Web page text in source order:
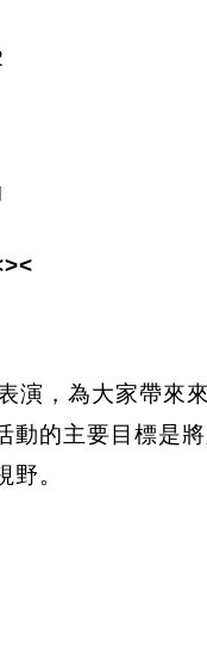
，為大家帶來
的主要目標是
。